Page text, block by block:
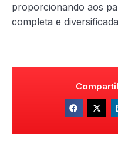
proporcionando aos
completa e